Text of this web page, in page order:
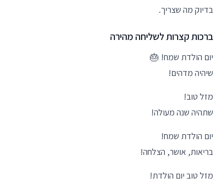
בדיוק מה שצריך.
ברכות קצרות לשליחה מהירה
יום הולדת שמח! 🎂
שיהיה מדהים!
מזל טוב!
שתהיה שנה מעולה!
יום הולדת שמח!
בריאות, אושר, הצלחה!
מזל טוב יום הולדת!